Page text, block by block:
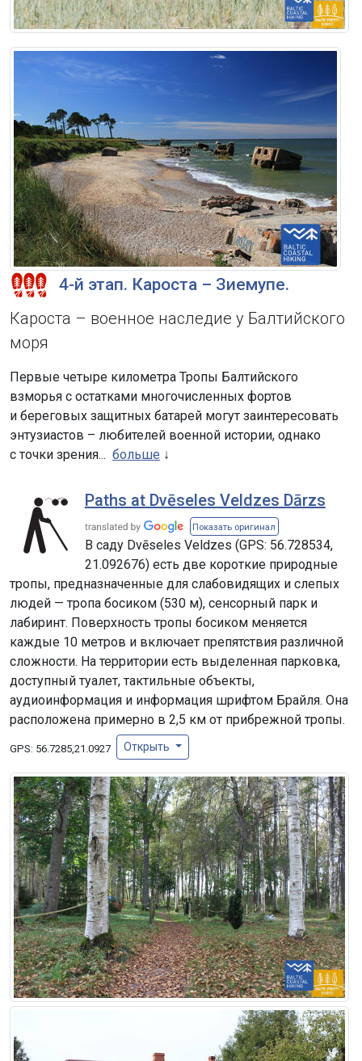
4-й этап. Кароста – Зиемупе.
Кароста – военное наследие у Балтийского
моря
Первые четыре километра Тропы Балтийского
взморья с остатками многочисленных фортов
и береговых защитных батарей могут заинтересовать
энтузиастов – любителей военной истории, однако
с точки зрения... больше
Paths at Dvēseles Veldzes Dārzs
Показать оригинал
В саду Dvēseles Veldzes (GPS: 56.728534,
21.092676) есть две короткие природные
тропы, предназначенные для слабовидящих и слепых
людей — тропа босиком (530 м), сенсорный парк и
лабиринт. Поверхность тропы босиком меняется
каждые 10 метров и включает препятствия различной
сложности. На территории есть выделенная парковка,
доступный туалет, тактильные объекты,
аудиоинформация и информация шрифтом Брайля. Она
расположена примерно в 2,5 км от прибрежной тропы.
GPS: 56.7285,21.0927 Открыть